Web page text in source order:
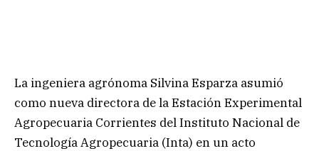
La ingeniera agrónoma Silvina Esparza asumió
como nueva directora de la Estación Experimental
Agropecuaria Corrientes del Instituto Nacional de
Tecnología Agropecuaria (Inta) en un acto